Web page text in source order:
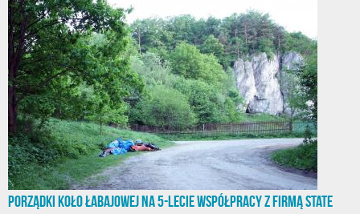
Porządki koło Łabajowej na 5-lecie współpracy z firmą State